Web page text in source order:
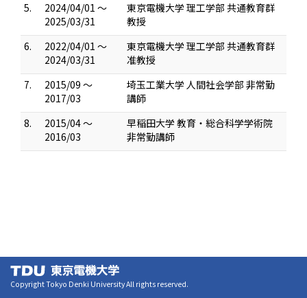
5.
2024/04/01 ～
2025/03/31
東京電機大学 理工学部 共通教育群
教授
6.
2022/04/01 ～
2024/03/31
東京電機大学 理工学部 共通教育群
准教授
7.
2015/09 ～
2017/03
埼玉工業大学 人間社会学部 非常勤
講師
8.
2015/04 ～
2016/03
早稲田大学 教育・総合科学学術院
非常勤講師
Copyright Tokyo Denki University All rights reserved.